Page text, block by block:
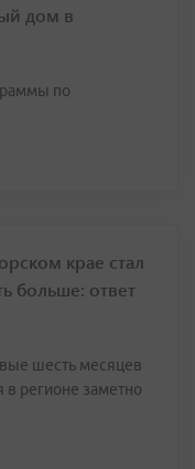
дом в
по
крае стал
больше: ответ
шесть месяцев
регионе заметно